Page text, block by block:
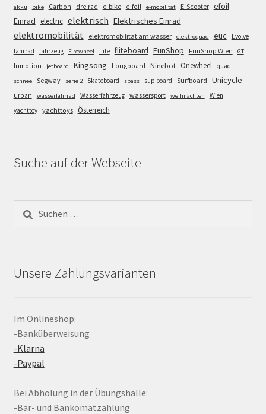
akku bike Carbon dreirad e-bike e-foil e-mobilität E-Scooter efoil
Einrad electric elektrisch Elektrisches Einrad
elektromobilität elektromobilität am wasser elektroquad euc
Evolve
fahrrad
fahrzeug Firewheel flite fliteboard FunShop FunShop Wien GT
Inmotion jetboard Kingsong Longboard Ninebot Onewheel quad
schnee Segway serie 2 Skateboard spass sup board Surfboard Unicycle
urban wasserfahrrad Wasserfahrzeug wassersport weihnachten
Wien
yachttoy yachttoys Österreich
Suche auf der Webseite
Suchen
nach:
Unsere Zahlungsvarianten
Im Onlineshop:
-Banküberweisung
-Klarna
-Paypal
Bei Abholung in der Übungshalle:
-Bar- und Bankomatzahlung